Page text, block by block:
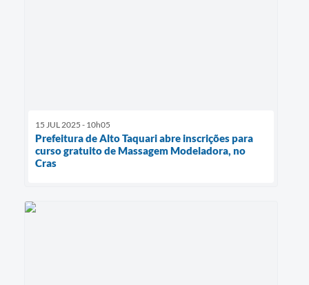
15 JUL 2025 - 10h05
Prefeitura de Alto Taquari abre inscrições para
curso gratuito de Massagem Modeladora, no
Cras